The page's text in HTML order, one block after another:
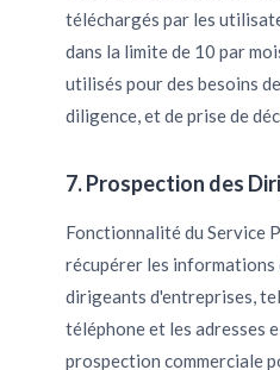
téléchargés par les
dans la limite de 10 par
utilisés pour des besoins
diligence, et de prise de
7. Prospection des
Fonctionnalité du Service
récupérer les informations
dirigeants d'entreprises,
téléphone et les adresses
prospection commerciale